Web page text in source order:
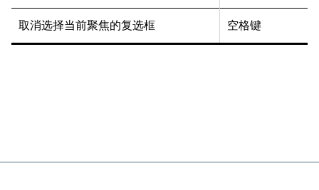
取消选择当前聚焦的复选框 空格键